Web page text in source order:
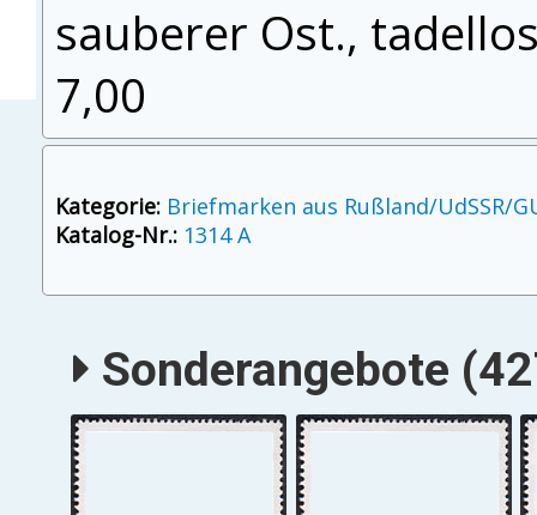
sauberer Ost.,
7,00
Kategorie: Briefmarken aus Rußland/UdSSR/
Katalog-Nr.: 1314 A
Sonderangebote